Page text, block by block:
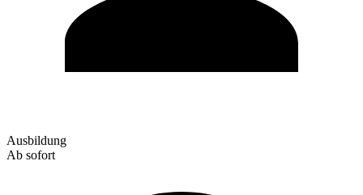
Ausbildung
Ab sofort